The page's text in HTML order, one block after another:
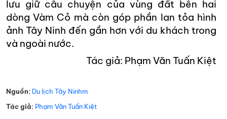
lưu giữ câu chuyện của vùng đất bên hai
dòng Vàm Cỏ mà còn góp phần lan tỏa hình
ảnh Tây Ninh đến gần hơn với du khách trong
và ngoài nước.
Tác giả: Phạm Văn Tuấn Kiệt
Nguồn: Du lịch Tây Ninhm
Tác giả: Phạm Văn Tuấn Kiệt